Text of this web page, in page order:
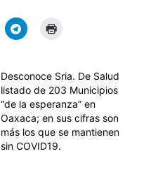
Desconoce Sria. De Salud
listado de 203 Municipios
“de la esperanza” en
Oaxaca; en sus cifras son
más los que se mantienen
sin COVID19.